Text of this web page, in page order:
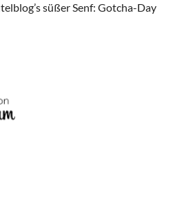
süßer Senf: Gotcha-Day